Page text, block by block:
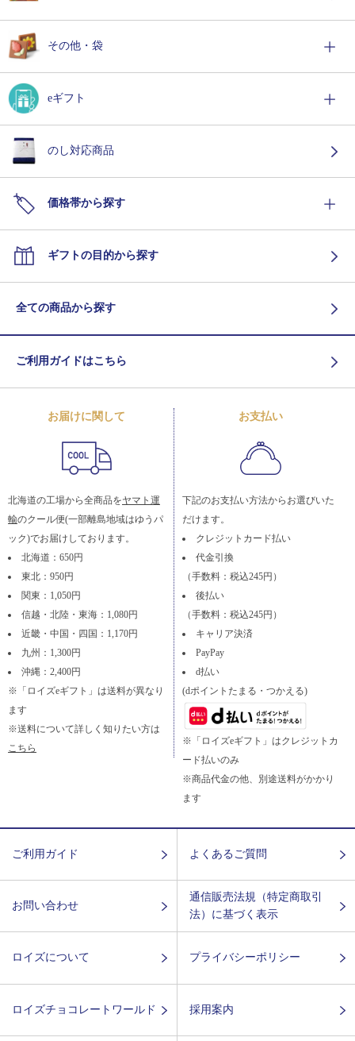
その他・袋
eギフト
のし対応商品
価格帯から探す
ギフトの目的から探す
全ての商品から探す
ご利用ガイドはこちら
お届けに関して
北海道の工場から全商品をヤマト運
輸のクール便(一部離島地域はゆうパ
ック)でお届けしております。
北海道：650円
東北：950円
関東：1,050円
信越・北陸・東海：1,080円
近畿・中国・四国：1,170円
九州：1,300円
沖縄：2,400円
※「ロイズeギフト」は送料が異なり
ます
※送料について詳しく知りたい方は
こちら
お支払い
下記のお支払い方法からお選びいた
だけます。
クレジットカード払い
代金引換
（手数料：税込245円）
後払い
（手数料：税込245円）
キャリア決済
PayPay
d払い
(dポイントたまる・つかえる)
※「ロイズeギフト」はクレジットカ
ード払いのみ
※商品代金の他、別途送料がかかり
ます
ご利用ガイド よくあるご質問
お問い合わせ
通信販売法規（特定商取引
法）に基づく表示
ロイズについて プライバシーポリシー
ロイズチョコレートワールド 採用案内